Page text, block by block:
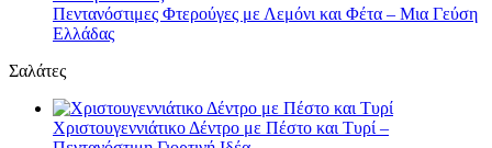
Πεντανόστιμες Φτερούγες με Λεμόνι και Φέτα – Μια Γεύση
Ελλάδας
Σαλάτες
Χριστουγεννιάτικο Δέντρο με Πέστο και Τυρί –